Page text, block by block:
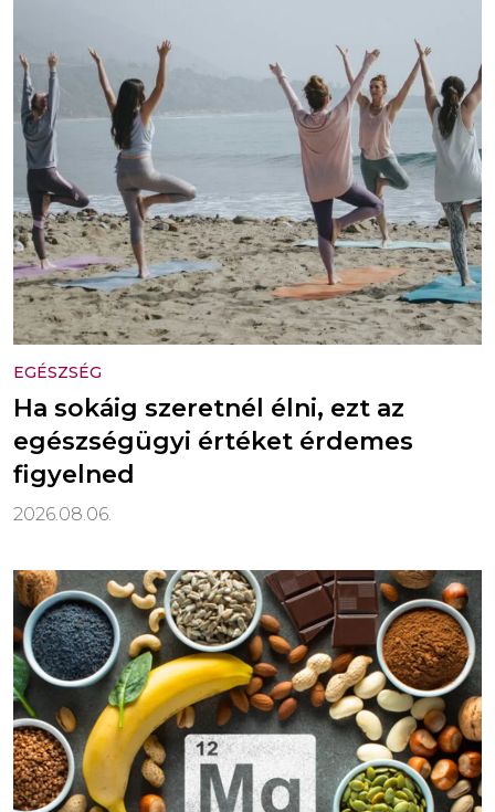
EGÉSZSÉG
Ha sokáig szeretnél élni, ezt az
egészségügyi értéket érdemes
figyelned
2026.08.06.